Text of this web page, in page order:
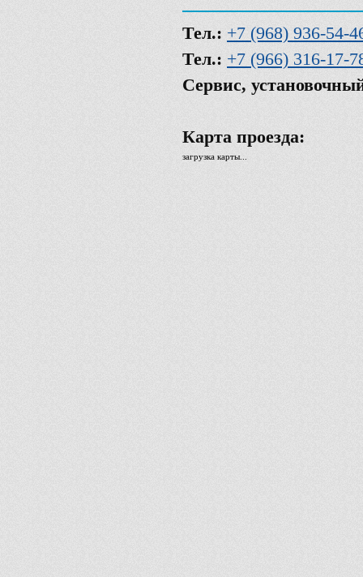
Тел.: +7 (968) 936-54-
Тел.: +7 (966) 316-17-
Сервис,
Карта проезда:
загрузка карты...